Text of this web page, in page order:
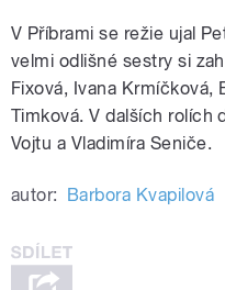
V Příbrami se režie ujal
velmi odlišné sestry si
Fixová, Ivana Krmíčková,
Timková. V dalších rolích
Vojtu a Vladimíra Seniče.
autor: Barbora Kvapilová